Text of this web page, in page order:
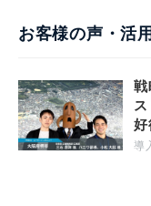
お客様の声・活
戦
好
導